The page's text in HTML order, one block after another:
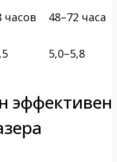
часов
48–72 часа
5,0–5,8
эффективен